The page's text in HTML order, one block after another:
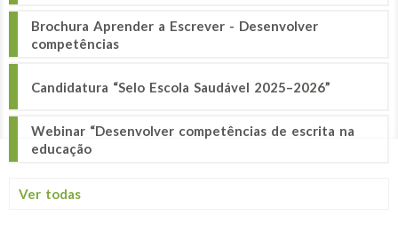
Brochura Aprender a Escrever - Desenvolver
competências
Candidatura “Selo Escola Saudável 2025–2026”
Webinar “Desenvolver competências de escrita na
educação
Ver todas